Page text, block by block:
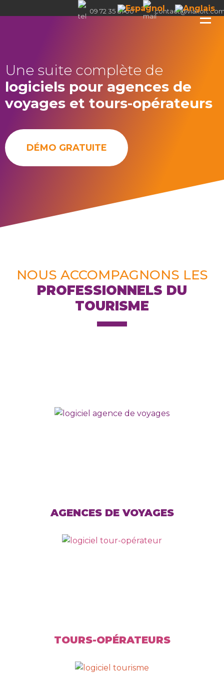
09 72 35 81 00
Une suite complète de
logiciels pour agences de
voyages et tours-opérateurs
DÉMO GRATUITE
NOUS ACCOMPAGNONS LES
PROFESSIONNELS DU
TOURISME
AGENCES DE VOYAGES
TOURS-OPÉRATEURS